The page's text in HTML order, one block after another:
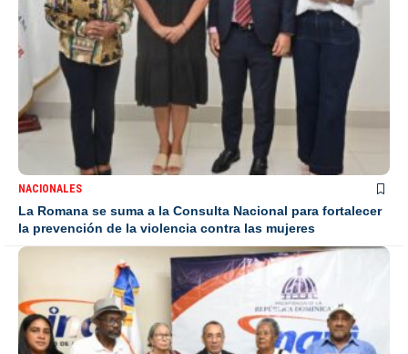
NACIONALES
La Romana se suma a la Consulta Nacional para fortalecer
la prevención de la violencia contra las mujeres